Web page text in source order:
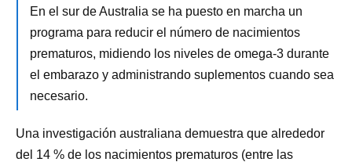
En el sur de Australia se ha puesto en marcha un
programa para reducir el número de nacimientos
prematuros, midiendo los niveles de omega-3 durante
el embarazo y administrando suplementos cuando sea
necesario.
Una investigación australiana demuestra que alrededor
del 14 % de los nacimientos prematuros (entre las